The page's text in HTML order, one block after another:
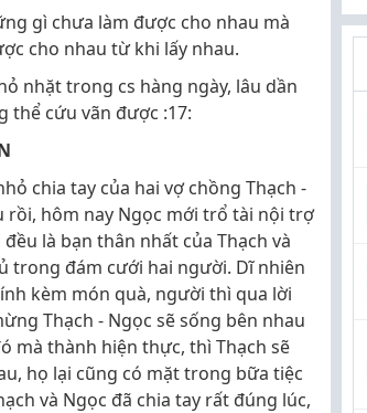
gì chưa làm được cho nhau mà
cho nhau từ khi lấy nhau.
nhặt trong cs hàng ngày, lâu dần
thể cứu vãn được :17:
chia tay của hai vợ chồng Thạch -
rồi, hôm nay Ngọc mới trổ tài nội trợ
là bạn thân nhất của Thạch và
trong đám cưới hai người. Dĩ nhiên
kèm món quà, người thì qua lời
Thạch - Ngọc sẽ sống bên nhau
mà thành hiện thực, thì Thạch sẽ
họ lại cũng có mặt trong bữa tiệc
và Ngọc đã chia tay rất đúng lúc,